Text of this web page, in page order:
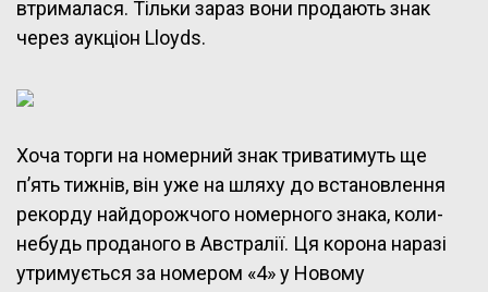
втрималася. Тільки зараз вони продають знак
через аукціон Lloyds.
Хоча торги на номерний знак триватимуть ще
п’ять тижнів, він уже на шляху до встановлення
рекорду найдорожчого номерного знака, коли-
небудь проданого в Австралії. Ця корона наразі
утримується за номером «4» у Новому